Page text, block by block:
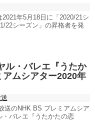
年5月18日に「2020/21シ
22シーズン」の昇格者を発
ル・バレエ『うたか
ムシアター2020年
送のNHK BS プレミアムシア
・バレエ『うたかたの恋